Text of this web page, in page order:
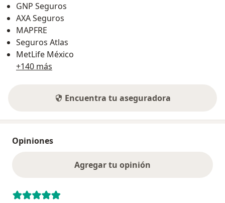
GNP Seguros
AXA Seguros
MAPFRE
Seguros Atlas
MetLife México
+140 más
Encuentra tu aseguradora
Opiniones
Agregar tu opinión